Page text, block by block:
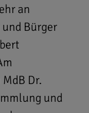
an
Bürger
Dr.
und